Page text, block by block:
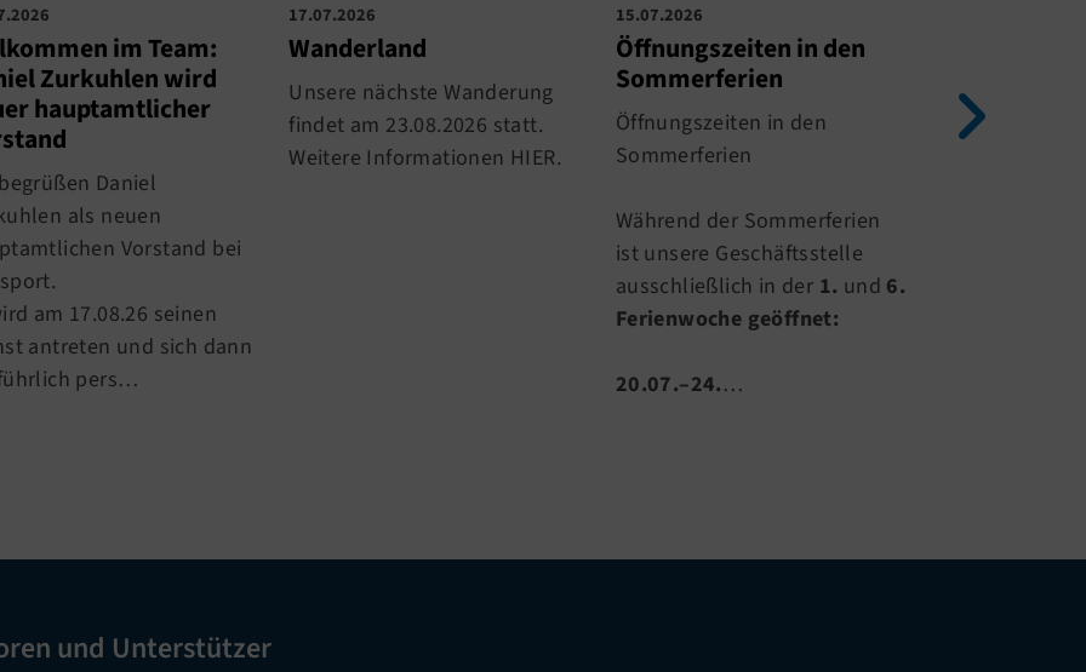
im Team:
Zurkuhlen wird
hauptamtlicher
Daniel
als neuen
Vorstand bei
am 17.08.26 seinen
antreten und sich dann
pers…
17.07.2026
Wanderland
Unsere nächste Wanderung
findet am 23.08.2026 statt.
Weitere Informationen HIER.
15.07.2026
Öffnungszeiten in den
Sommerferien
Öffnungszeiten in den
Sommerferien
Während der Sommerferien
ist unsere Geschäftsstelle
ausschließlich in der 1. und 6.
Ferienwoche geöffnet:
20.07.–24.…
Am
und Unterstützer